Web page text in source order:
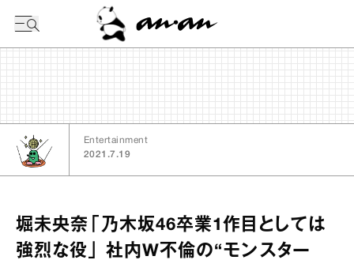
Entertainment
2021.7.19
堀未央奈「乃木坂46卒業1作目としては
強烈な役」 社内W不倫の“モンスター